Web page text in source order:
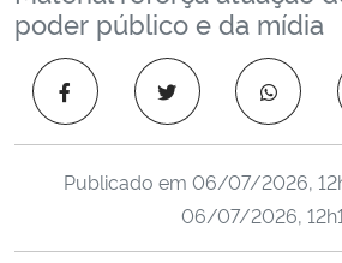
Ministério da Saúde
Ministério de Minas e Energia
Ministério da Ciência, Tecnologia, Inovações e
Ministério do Meio Ambiente
poder público e da mídia
Publicado em 06/07/2026,
06/07/2026,